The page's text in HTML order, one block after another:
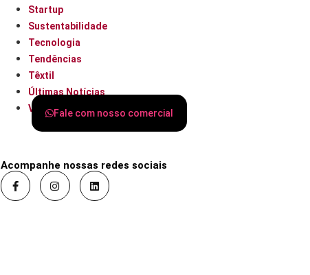
Startup
Sustentabilidade
Tecnologia
Tendências
Têxtil
Últimas Notícias
VarejoFale com nosso comercial
Acompanhe nossas redes sociais